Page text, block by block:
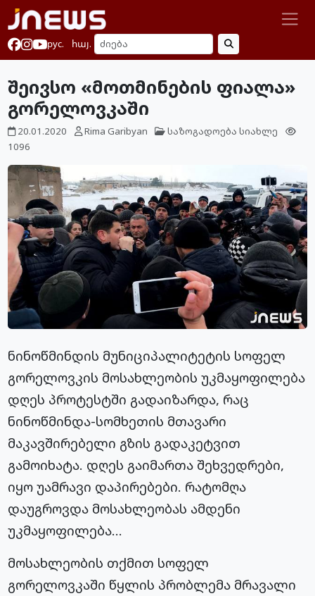
рус. հայ.
შეივსო «მოთმინების ფიალა»
გორელოვკაში
20.01.2020 Rima Garibyan საზოგადოება სიახლე
1096
ნინოწმინდის მუნიციპალიტეტის სოფელ
გორელოვკის მოსახლეობის უკმაყოფილება
დღეს პროტესტში გადაიზარდა, რაც
ნინოწმინდა-სომხეთის მთავარი
მაკავშირებელი გზის გადაკეტვით
გამოიხატა. დღეს გაიმართა შეხვედრები,
იყო უამრავი დაპირებები. რატომღა
დაუგროვდა მოსახლეობას ამდენი
უკმაყოფილება…
მოსახლეობის თქმით სოფელ
გორელოვკაში წყლის პრობლემა მრავალი